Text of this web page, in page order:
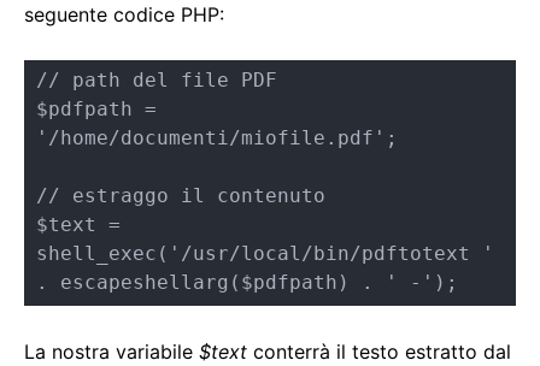
seguente codice PHP:
// path del file PDF
$pdfpath =
'/home/documenti/miofile.pdf';
// estraggo il contenuto
$text =
shell_exec('/usr/local/bin/pdftotext '
. escapeshellarg($pdfpath) . ' -');
La nostra variabile $text conterrà il testo estratto dal